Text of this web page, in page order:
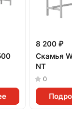
8 200 ₽
Скамья
NT
0